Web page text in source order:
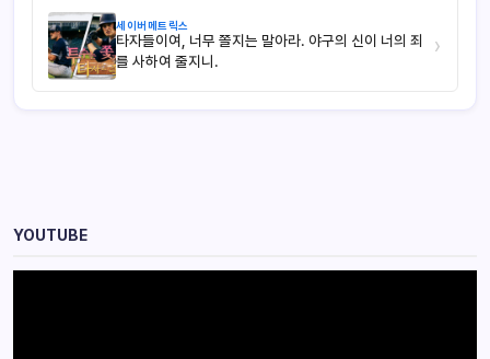
세이버메트릭스
타자들이여, 너무 쫄지는 말아라. 야구의 신이 너의 죄
를 사하여 줄지니.
›
YOUTUBE